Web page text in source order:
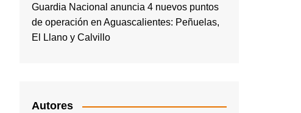
Guardia Nacional anuncia 4 nuevos puntos
de operación en Aguascalientes: Peñuelas,
El Llano y Calvillo
Autores